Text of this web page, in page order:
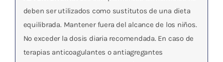
deben ser utilizados como sustitutos de una dieta
equilibrada. Mantener fuera del alcance de los niños.
No exceder la dosis diaria recomendada. En caso de
terapias anticoagulantes o antiagregantes